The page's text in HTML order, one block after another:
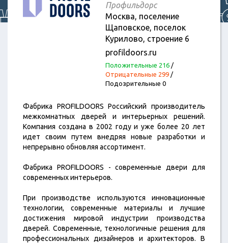
Профильдорс
Москва, поселение
Щаповское, поселок
Курилово, строение 6
profildoors.ru
Положительные 216/
Отрицательные 299/
Подозрительные 0
Фабрика PROFILDOORS Российский производитель
межкомнатных дверей и интерьерных решений.
Компания создана в 2002 году и уже более 20 лет
идет своим путем внедряя новые разработки и
непрерывно обновляя ассортимент.
Фабрика PROFILDOORS - современные двери для
современных интерьеров.
При производстве используются инновационные
технологии, современные материалы и лучшие
достижения мировой индустрии производства
дверей. Cовременные, технологичные решения для
профессиональных дизайнеров и архитекторов. В